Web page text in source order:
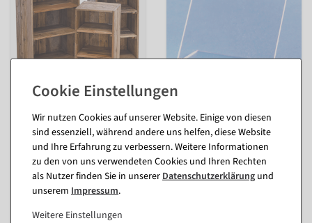
50 cm, 65 cm, 70 cm hoch
innen
Sofort versandfähig.
236,81 €
177,31 €
149,00 EUR zzgl. ges. MwSt.
52 mm
Sofort versandfähig.
26,06 €
11,84 €
Wir nutzen Cookies auf unserer Website. Einige von diesen
sind essenziell, während andere uns helfen, diese Website
und Ihre Erfahrung zu verbessern. Weitere Informationen
zu den von uns verwendeten Cookies und Ihren Rechten
als Nutzer finden Sie in unsererDaten­schutz­erklärung und
unserem Impressum.
Weitere Einstellungen